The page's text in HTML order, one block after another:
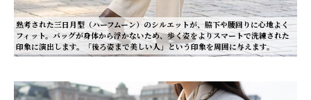
熟考された三日月型（ハーフムーン）のシルエットが、脇下や腰回りに心地よく
フィット。バッグが身体から浮かないため、歩く姿をよりスマートで洗練された
印象に演出します。「後ろ姿まで美しい人」という印象を周囲に与えます。